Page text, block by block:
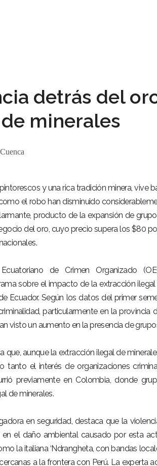
detrás del
minerales
y una rica tradición minera, vive
el robo han disminuido
producto de la expansión de
del oro, cuyo precio supera los $80
de Crimen Organizado
sobre el impacto de la extracción
Ecuador. Según los datos del primer
particularmente en la provincia
visto un aumento en la presencia de
que, aunque la extracción ilegal de
tanto el interés de organizaciones
previamente en Colombia, donde
de minerales.
en seguridad, destaca que la
el daño ambiental causado por esta
la italiana ‘Ndrangheta, con bandas
a la frontera con Perú. La experta
PUBLICIDAD